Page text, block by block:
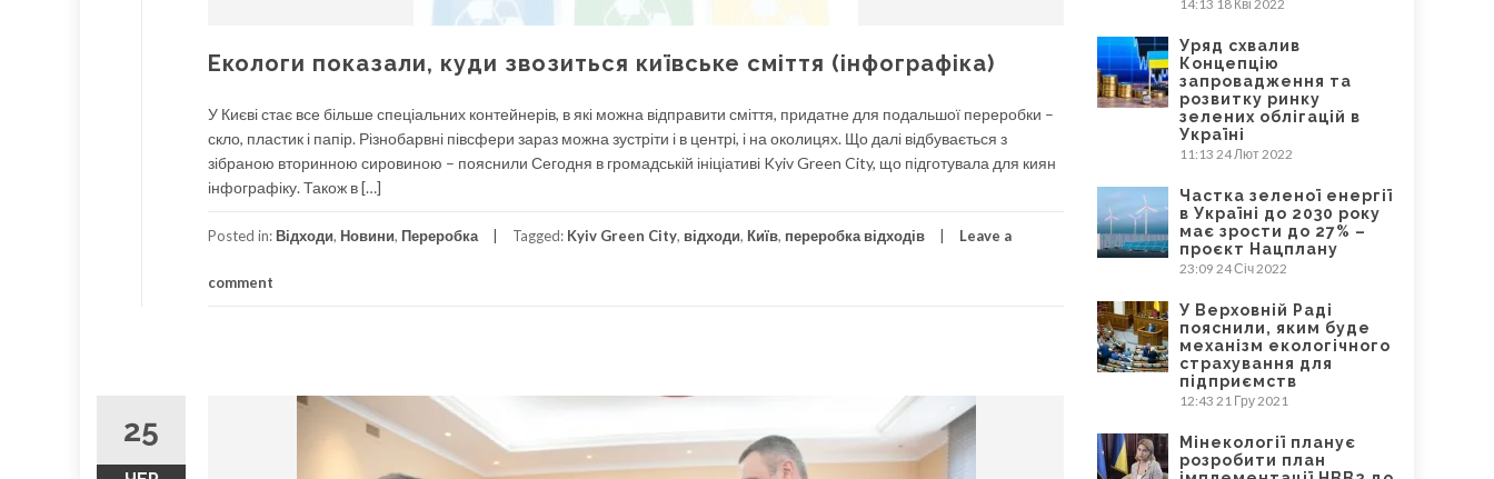
Екологи показали, куди звозиться київське сміття (інфографіка)
У Києві стає все більше спеціальних контейнерів, в які можна відправити сміття, придатне для подальшої переробки –
скло, пластик і папір. Різнобарвні півсфери зараз можна зустріти і в центрі, і на околицях. Що далі відбувається з
зібраною вторинною сировиною – пояснили Сегодня в громадській ініціативі Kyiv Green City, що підготувала для киян
інфографіку. Також в […]
Posted in: Відходи, Новини, Переробка Tagged: Kyiv Green City, відходи, Київ, переробка відходів Leave a
comment
25
14:13 18 Кві 2022
Уряд схвалив
Концепцію
запровадження та
розвитку ринку
зелених облігацій в
Україні
11:13 24 Лют 2022
Частка зеленої енергії
в Україні до 2030 року
має зрости до 27% –
проєкт Нацплану
23:09 24 Січ 2022
У Верховній Раді
пояснили, яким буде
механізм екологічного
страхування для
підприємств
12:43 21 Гру 2021
Мінекології планує
розробити план